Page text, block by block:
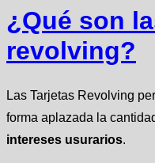
¿Qué son
revolving?
Las Tarjetas Revolving
forma aplazada la
intereses usurarios.